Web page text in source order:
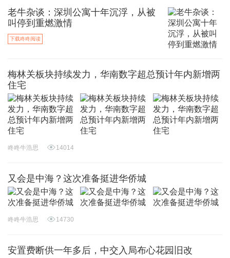
老牛杂谈：深圳公寓十年沉浮，从被
叫停到重燃激情
下载咚咚阅读
梅林关板块持续发力，华南数字超总预计年内新增两
住宅
咚咚牛浩思 14014
又会是中海？这次准备挺进华侨城
咚咚牛浩思 14730
安置费断供一年多后，中交入局布心花园旧改